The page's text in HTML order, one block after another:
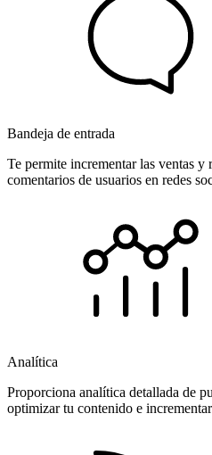
Bandeja de entrada
Te permite incrementar las ventas y
comentarios de usuarios en redes
Analítica
Proporciona analítica detallada de
optimizar tu contenido e